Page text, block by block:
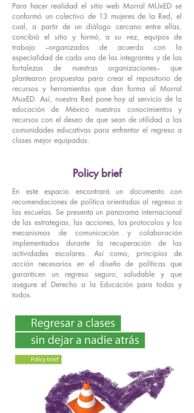
Para hacer realidad el sitio web Morral MUxED se
conformó un colectivo de 13 mujeres de la Red, el
cual, a partir de un diálogo cercano entre ellas,
concibió el sitio y formó, a su vez, equipos de
trabajo –organizados de acuerdo con la
especialidad de cada una de las integrantes y de las
fortalezas de nuestras organizaciones– que
plantearon propuestas para crear el repositorio de
recursos y herramientas que dan forma al Morral
MuxED. Así, nuestra Red pone hoy al servicio de la
educación de México nuestros conocimientos y
recursos con el deseo de que sean de utilidad a las
comunidades educativas para enfrentar el regreso a
clases mejor equipadas.
Policy brief
En este espacio encontrará un documento con
recomendaciones de política orientadas al regreso a
las escuelas. Se presenta un panorama internacional
de las estrategias, las acciones, los protocolos y los
mecanismos de comunicación y colaboración
implementados durante la recuperación de las
actividades escolares. Así como, principios de
acción necesarios en el diseño de políticas que
garanticen un regreso seguro, saludable y que
asegure el Derecho a la Educación para todas y
todos.